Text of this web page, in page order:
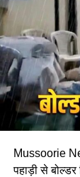
पढ़े
GST
Mussoorie
पहाड़ी से